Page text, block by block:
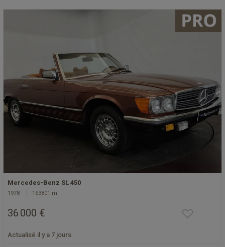
Mercedes-Benz SL 450
1978 163801 mi
36 000 €
Actualisé il y a 7 jours